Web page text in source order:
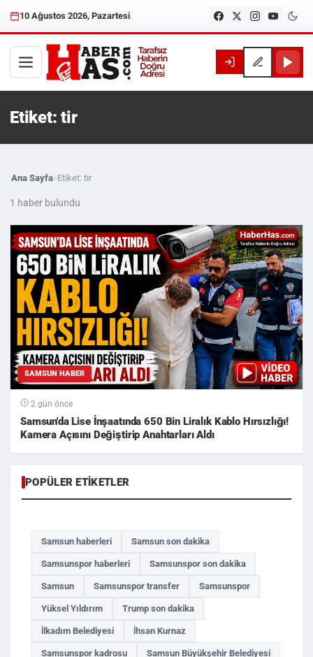
10 Ağustos 2026, Pazartesi
Etiket: tir
Ana Sayfa Etiket: tir
1 haber bulundu
SAMSUN HABER
2 gün önce
Samsun'da Lise İnşaatında 650 Bin Liralık Kablo Hırsızlığı!
Kamera Açısını Değiştirip Anahtarları Aldı
POPÜLER ETIKETLER
Samsun haberleri Samsun son dakika
Samsunspor haberleri Samsunspor son dakika
Samsun Samsunspor transfer Samsunspor
Yüksel Yıldırım Trump son dakika
İlkadım Belediyesi İhsan Kurnaz
Samsunspor kadrosu Samsun Büyükşehir Belediyesi